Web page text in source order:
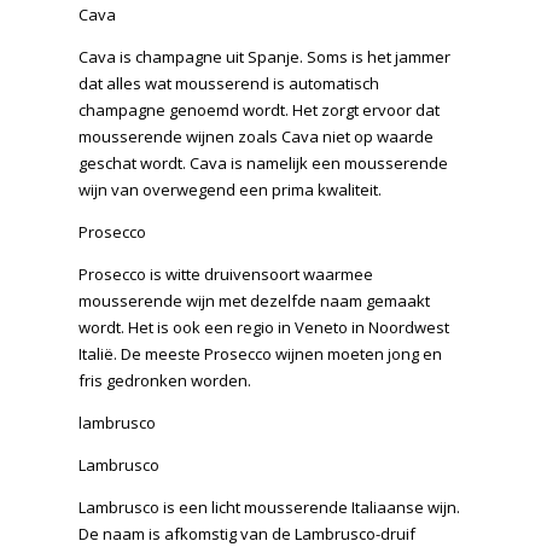
Cava
Cava is champagne uit Spanje. Soms is het jammer
dat alles wat mousserend is automatisch
champagne genoemd wordt. Het zorgt ervoor dat
mousserende wijnen zoals Cava niet op waarde
geschat wordt. Cava is namelijk een mousserende
wijn van overwegend een prima kwaliteit.
Prosecco
Prosecco is witte druivensoort waarmee
mousserende wijn met dezelfde naam gemaakt
wordt. Het is ook een regio in Veneto in Noordwest
Italië. De meeste Prosecco wijnen moeten jong en
fris gedronken worden.
lambrusco
Lambrusco
Lambrusco is een licht mousserende Italiaanse wijn.
De naam is afkomstig van de Lambrusco-druif